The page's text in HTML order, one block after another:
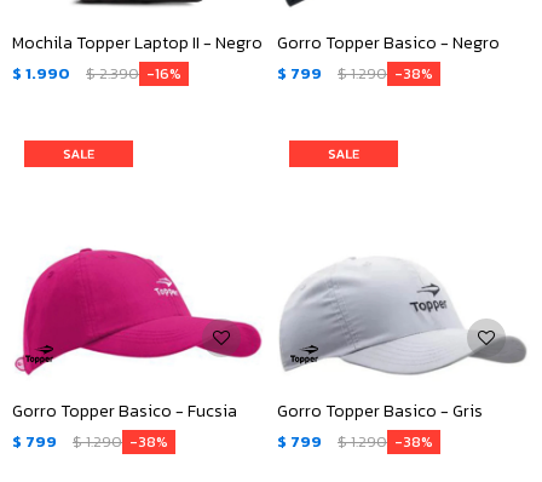
Mochila Topper Laptop II - Negro
$ 1.990 $2.390 16
Gorro Topper Basico - Negro
$ 799 $1.290 38
Gorro Topper Basico - Fucsia
$ 799 $1.290 38
Gorro Topper Basico - Gris
$ 799 $1.290 38